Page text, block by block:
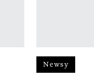
Newsy